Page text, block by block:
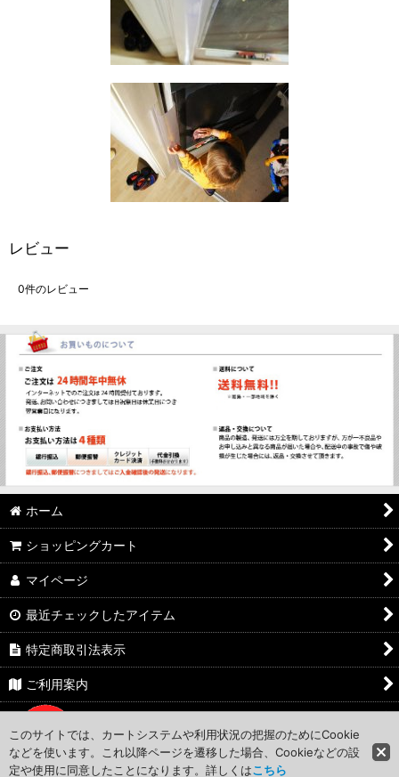
レビュー
0件のレビュー
ホーム
ショッピングカート
マイページ
最近チェックしたアイテム
特定商取引法表示
ご利用案内
©WestexJapan Ltd.
このサイトでは、カートシステムや利用状況の把握のためにCookie
などを使います。これ以降ページを遷移した場合、Cookieなどの設
定や使用に同意したことになります。詳しくはこちら